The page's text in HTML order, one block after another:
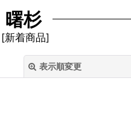
曙杉
[新着商品]
表示順変更